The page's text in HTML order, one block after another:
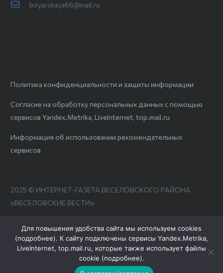
boyarskaya66@mail.ru
Политика конфиденциальности и защиты информации
Согласие на обработку персональных данных с помощью
сервисов Yandex.Metrika, LiveInternet, top.mail.ru
Информация об использовании рекомендательных
сервисов
2025 © ИНТЕРНЕТ-ГАЗЕТА ВЕСЕЛОВСКОГО РАЙОНА
«ВЕСЕЛОВСКИЕ ВЕСТИ»
Для повышения удобства сайта мы используем cookies
(подробнее). К сайту подключены сервисы Yandex.Metrika,
LiveInternet, top.mail.ru, которые также использует файлы
cookie (подробнее).